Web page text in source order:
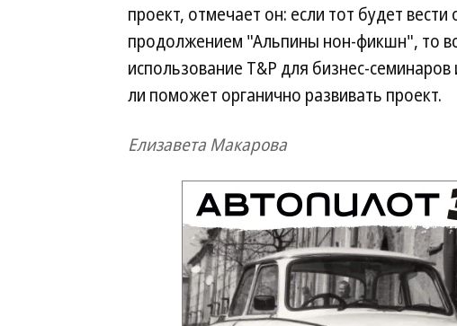
проект, отмечает он: если тот будет
продолжением "Альпины нон-фикшн", то
использование T&P для бизнес-
ли поможет органично развивать проект.
Елизавета Макарова